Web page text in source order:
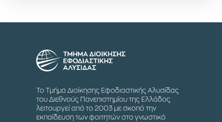
Το Τμήμα Διοίκησης Εφοδιαστικής Αλυσίδας
του Διεθνούς Πανεπιστημίου της Ελλάδος
λειτουργεί από το 2003 με σκοπό την
εκπαίδευση των φοιτητών στο γνωστικό